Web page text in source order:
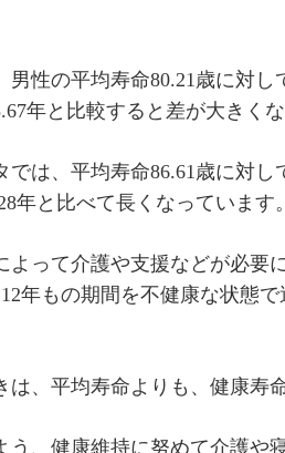
男性の平均寿命80.21歳に対
年と比較すると差が大きく
では、平均寿命86.61歳に対
年と比べて長くなっています
よって介護や支援などが必要
年もの期間を不健康な状態
は、平均寿命よりも、健康寿
う、健康維持に努めて介護や